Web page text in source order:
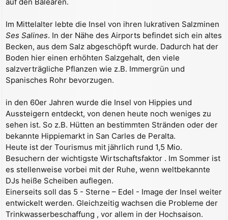
Im Mittelalter lebte die Insel von ihren lukrativen Salzminen
Ses Salines. In der Nähe des Airports befindet sich ein altes
Becken, aus dem Salz abgeschöpft wurde. Dadurch hat der
Boden hier einen erhöhten Salzgehalt, den viele
salzverträgliche Pflanzen wie z.B. Immergrün und
Spanisches Rohr bevorzugen.
in den 60er Jahren wurde die Insel von Hippies und
Aussteigern entdeckt, von denen heute noch weniges zu
sehen ist. So z.B. Hütten an bestimmten Stränden oder der
bekannte Hippiemarkt in San Carles de Peralta.
Heute ist der Tourismus mit jährlich rund 1,5 Mio.
Besuchern der wichtigste Wirtschaftsfaktor . Im Sommer ist
es stellenweise vorbei mit der Ruhe, wenn weltbekannte
DJs heiße Scheiben auflegen.
Einerseits soll das 5 - Sterne – Edel - Image der Insel weiter
entwickelt werden. Gleichzeitig wachsen die Probleme der
Trinkwasserbeschaffung , vor allem in der Hochsaison.